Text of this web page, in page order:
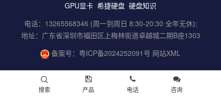
GPU显卡 希捷硬盘 硬盘知识
电话：13265568346 (周一到周日 8:30-20:30 全年无休);
地址：广东省深圳市福田区上梅林街道卓越城二期B座1303
备案号： 粤ICP备2024252091号 网站XML
搜索 产品 电话 咨询